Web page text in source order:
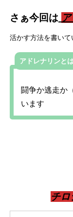
さぁ今回は
活かす方法を書いて
アドレナリンと
闘争か逃走か
います
チロ